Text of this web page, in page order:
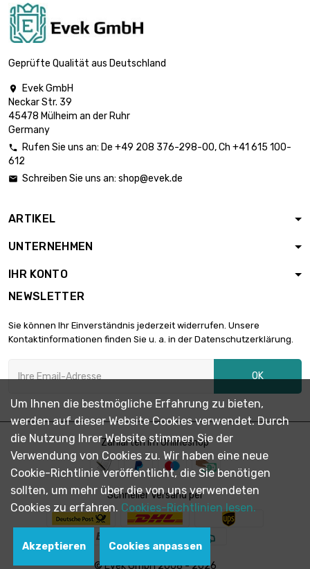
250 st/pc
3.175mm (≈1/8
inch)
Länge : 1 Meter x
100 st/pc
Durchmesser :
4mm (≈5/32 inch)
st/pc
Durchmesser :
1.819,75 €
Länge : 1 Meter x
Durchmesser :
Länge : 1 Meter x
Durchmesser :
6mm (≈15/64
2.620,38 €
Länge : 1 Meter x
Durchmesser :
6.35mm (1/4 inch)
2.935,02 € 
Länge : 1 Meter x
25 st/pc
Durchmesser :
8mm (≈5/16 inch)
2.329,19 € 
Länge : 1 Meter x
25 st/pc
Durchmesser :
9.525mm (3/8
inch)
Geprüfte Qualität aus Deutschland

Evek GmbH
Neckar Str. 39
45478 Mülheim an der Ruhr
Germany
 Rufen Sie uns an: De +49 208 376-298-00, Ch +41 615 100-
612
 Schreiben Sie uns an: shop@evek.de
ARTIKEL
UNTERNEHMEN
IHR KONTO
NEWSLETTER
Sie können Ihr Einverständnis jederzeit widerrufen. Unsere
Kontaktinformationen finden Sie u. a. in der Datenschutzerklärung.
OK
Zahlarten im Onlineshop
Schneller Versand per
© Evek GmbH 2008 - 2026
Um Ihnen die bestmögliche Erfahrung zu bieten,
werden auf dieser Website Cookies verwendet. Durch
die Nutzung Ihrer Website stimmen Sie der
Verwendung von Cookies zu. Wir haben eine neue
Cookie-Richtlinie veröffentlicht, die Sie benötigen
sollten, um mehr über die von uns verwendeten
Cookies zu erfahren. Cookies-Richtlinien lesen.
Akzeptieren Cookies anpassen